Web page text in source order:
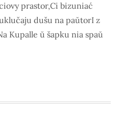
prastor,Ci bizuniać
dušu na paŭtorI z
Kupalle ŭ šapku nia spaŭ